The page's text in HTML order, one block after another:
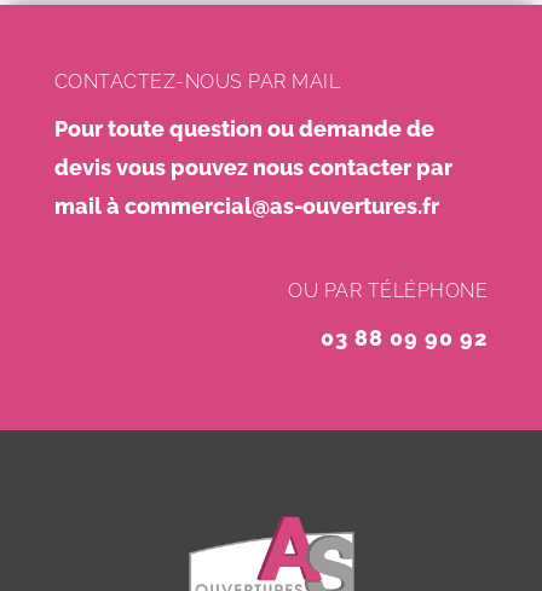
CONTACTEZ-NOUS PAR MAIL
Pour toute question ou demande de
devis vous pouvez nous contacter par
mail à commercial@as-ouvertures.fr
OU PAR TÉLÉPHONE
03 88 09 90 92